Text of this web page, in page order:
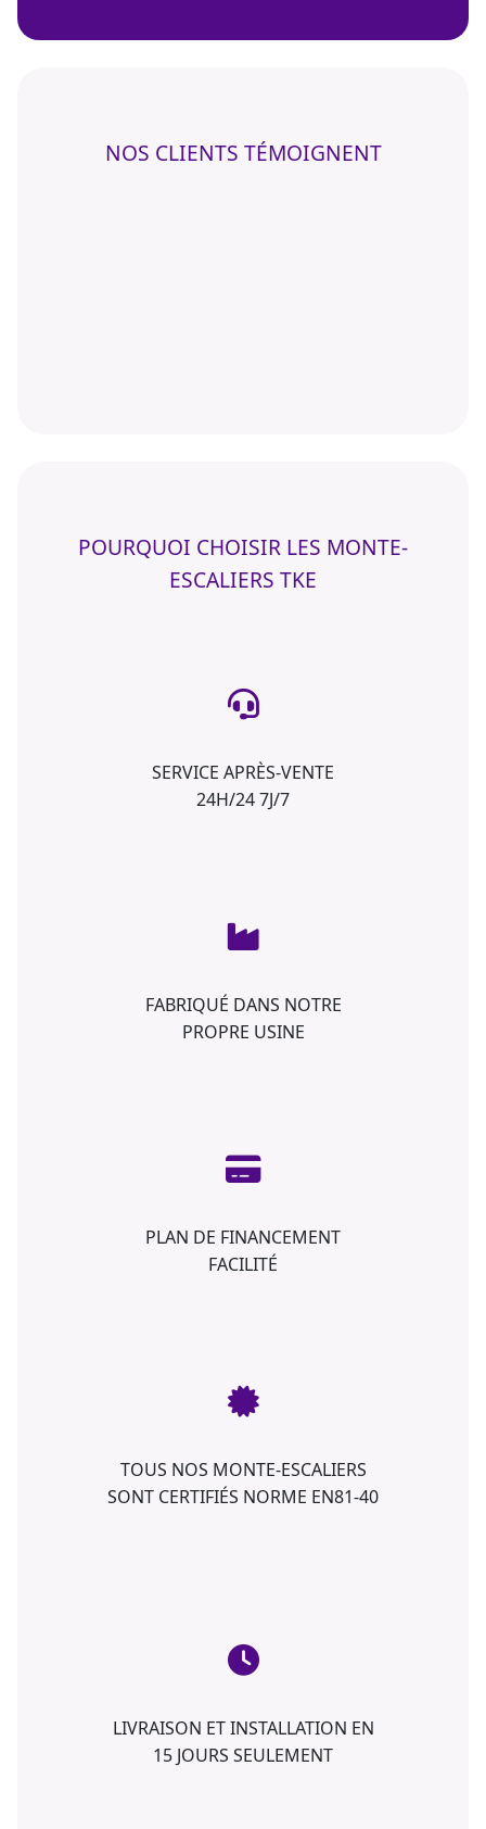
NOS CLIENTS TÉMOIGNENT
POURQUOI CHOISIR LES MONTE-
ESCALIERS TKE
SERVICE APRÈS-VENTE
24H/24 7J/7
FABRIQUÉ DANS NOTRE
PROPRE USINE
PLAN DE FINANCEMENT
FACILITÉ
TOUS NOS MONTE-ESCALIERS
SONT CERTIFIÉS NORME EN81-40
LIVRAISON ET INSTALLATION EN
15 JOURS SEULEMENT